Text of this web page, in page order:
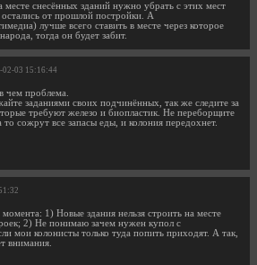
месте снесённых зданий нужно убрать с этих мест
от прошлой постройки. А
лучше всего ставить в месте через которое
тогда он будет забит.
02-03 15:16:44
чем проблема.
заданиями своих подчинённых, так же следите за
требуют железо и биопластик. Не переборщите
то сожрут все запасы еды, и колония передохнет.
1) Новые здания нельзя строить на месте
2) Не понимаю зачем нужен купол с
мои колонисты только туда попить приходят. А так,
внимания.